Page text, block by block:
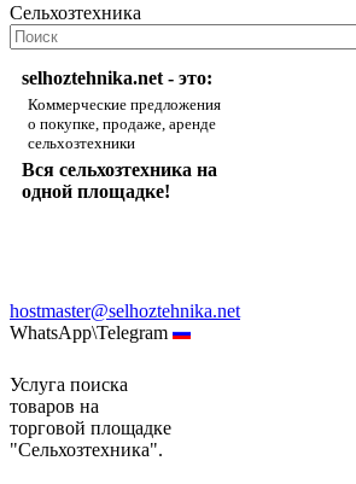
Сельхозтехника
selhoztehnika.net - это:
Коммерческие предложения
о покупке, продаже, аренде
сельхозтехники
Вся сельхозтехника на
одной площадке!
hostmaster@selhoztehnika.net
WhatsApp\Telegram
Услуга поиска
товаров на
торговой площадке
"Сельхозтехника".